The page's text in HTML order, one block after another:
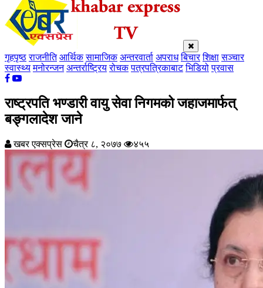
गृहपृष्ठ राजनीति आर्थिक सामाजिक अन्तरवार्ता अपराध बिचार शिक्षा सञ्चार
स्वास्थ्य मनोरन्जन अन्तर्राष्ट्रिय रोचक पत्रपत्रिकाबाट भिडियो प्रवास
राष्ट्रपति भण्डारी वायु सेवा निगमको जहाजमार्फत्
बङ्गलादेश जाने
खबर एक्सप्रेस चैत्र ८, २०७७ ४५५